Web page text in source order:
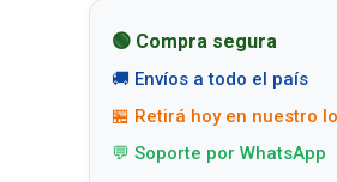
🟢 Compra segura
🚚 Envíos a todo el país
🏪 Retirá hoy en nuestro
💬 Soporte por WhatsApp